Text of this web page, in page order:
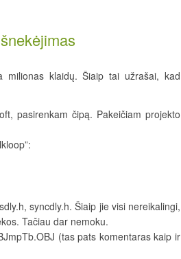
milionas klaidų. Šiaip tai užrašai, kad
pasirenkam čipą. Pakeičiam projekto
syncdly.h. Šiaip jie visi nereikalingi,
Tačiau dar nemoku.
(tas pats komentaras kaip ir